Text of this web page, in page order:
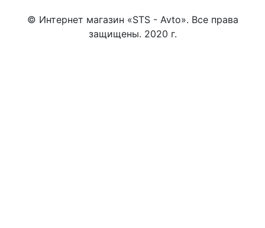
© Интернет магазин «STS - Avto». Все права
защищены. 2020 г.